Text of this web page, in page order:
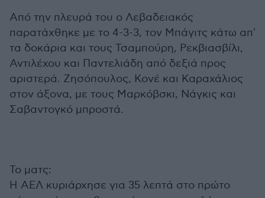
Από την πλευρά του ο Λεβαδειακός
παρατάχθηκε με το 4-3-3, τον Μπάγιτς κάτω απ'
τα δοκάρια και τους Τσαμπούρη, Ρεκβιασβίλι,
Αντιλέχου και Παντελιάδη από δεξιά προς
αριστερά. Ζησόπουλος, Κονέ και Καραχάλιος
στον άξονα, με τους Μαρκόβσκι, Νάγκις και
Σαβαντογκό μπροστά.
Το ματς:
Η ΑΕΛ κυριάρχησε για 35 λεπτά στο πρώτο